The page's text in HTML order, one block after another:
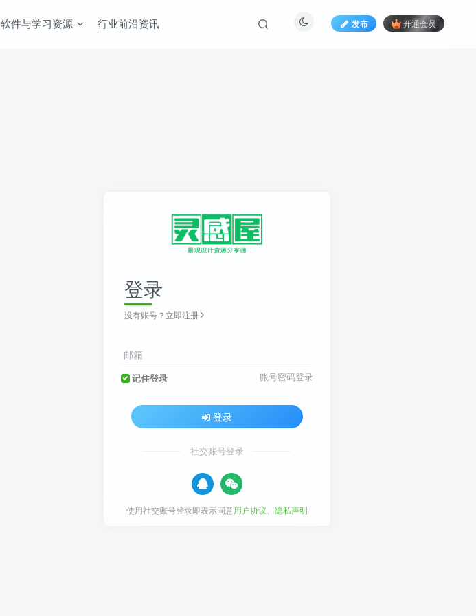
软件与学习资源 行业前沿资讯 发布 开通会员
登录
没有账号？立即注册
邮箱
记住登录 账号密码登录
登录
社交账号登录
使用社交账号登录即表示同意用户协议 隐私声明